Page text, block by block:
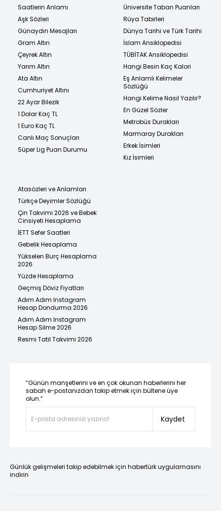
Saatlerin Anlamı
Aşk Sözleri
Günaydın Mesajları
Gram Altın
Çeyrek Altın
Yarım Altın
Ata Altın
Cumhuriyet Altını
22 Ayar Bilezik
1 Dolar Kaç TL
1 Euro Kaç TL
Canlı Maç Sonuçları
Süper Lig Puan Durumu
Üniversite Taban Puanları
Rüya Tabirleri
Dünya Tarihi ve Türk Tarihi
İslam Ansiklopedisi
TÜBİTAK Ansiklopedisi
Hangi Besin Kaç Kalori
Eş Anlamlı Kelimeler
Sözlüğü
Hangi Kelime Nasıl Yazılır?
En Güzel Sözler
Metrobüs Durakları
Marmaray Durakları
Erkek İsimleri
Kız İsimleri
Atasözleri ve Anlamları
Türkçe Deyimler Sözlüğü
Çin Takvimi 2026 ve Bebek
Cinsiyeti Hesaplama
İETT Sefer Saatleri
Gebelik Hesaplama
Yükselen Burç Hesaplama
2026
Yüzde Hesaplama
Geçmiş Döviz Fiyatları
Adım Adım Instagram
Hesap Dondurma 2026
Adım Adım Instagram
Hesap Silme 2026
Resmi Tatil Takvimi 2026
“Günün manşetlerini ve en çok okunan haberlerini her
sabah e-postanızdan takip etmek için bültene üye
olun.”
Kaydet
Günlük gelişmeleri takip edebilmek için habertürk uygulamasını
indirin